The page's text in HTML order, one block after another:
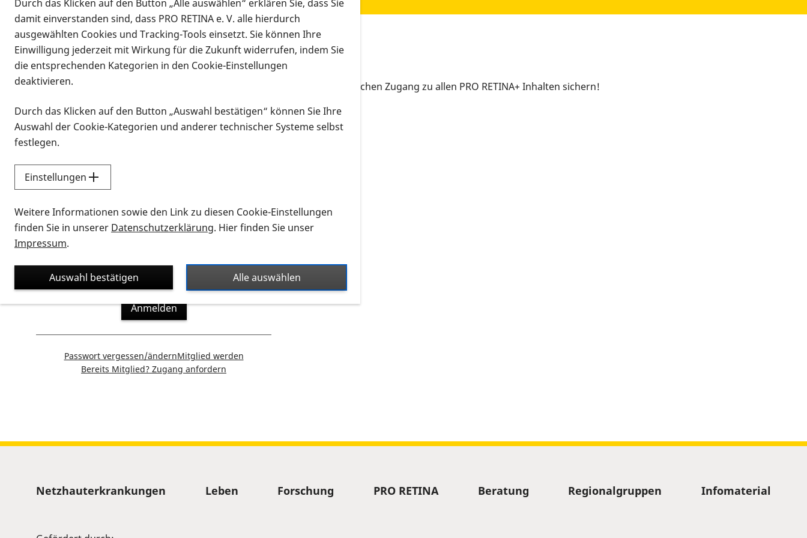
Vorlesen
Exklusiver Mitgliederinhalt
Noch nicht angemeldet? Dann jetzt Mitglied werden und Ihren persönlichen Zugang zu allen PRO RETINA+ Inhalten sichern!
Anmelden
Benutzername = E-Mail-Adresse
Anmelden
Passwort vergessen/ändernMitglied werden
Bereits Mitglied? Zugang anfordern
Sitemap
Netzhauterkrankungen Leben Forschung PRO RETINA Beratung Regionalgruppen Infomaterial
Durch das Klicken auf den Button „Alle auswählen“ erklären Sie, dass Sie
damit einverstanden sind, dass PRO RETINA e. V. alle hierdurch
ausgewählten Cookies und Tracking-Tools einsetzt. Sie können Ihre
Einwilligung jederzeit mit Wirkung für die Zukunft widerrufen, indem Sie
die entsprechenden Kategorien in den Cookie-Einstellungen
deaktivieren.
Durch das Klicken auf den Button „Auswahl bestätigen“ können Sie Ihre
Auswahl der Cookie-Kategorien und anderer technischer Systeme selbst
festlegen.
Einstellungen
Weitere Informationen sowie den Link zu diesen Cookie-Einstellungen
finden Sie in unserer Datenschutzerklärung. Hier finden Sie unser
Impressum.
Alle auswählen
Auswahl bestätigen